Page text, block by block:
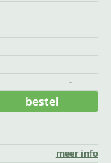
-
meer info
bestel